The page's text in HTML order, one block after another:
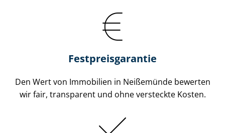
Festpreis​garantie
Den Wert von Immobilien in Neißemünde bewerten
wir fair, transparent und ohne versteckte Kosten.